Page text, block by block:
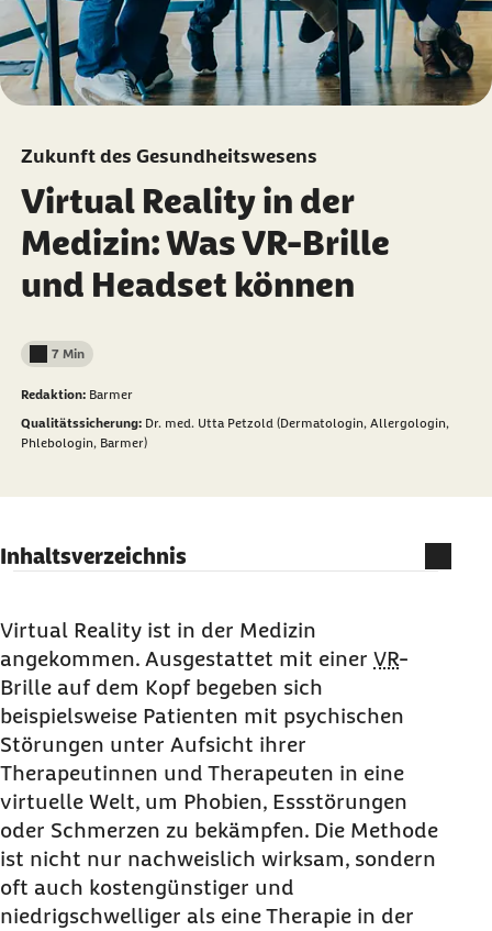
Zukunft des Gesundheitswesens
Virtual Reality in der
Medizin: Was VR-Brille
und Headset können
Lesedauer weniger als
7 Min
Redaktion: Barmer
Qualitätssicherung: Dr. med. Utta Petzold (Dermatologin, Allergologin,
Phlebologin, Barmer)
Inhaltsverzeichnis
2.Virtual Reality gegen Angststörungen
3.Virtual Realitygegen die Nervosität
4.Virtual Realitygegen Traumata
5.
Virtual Reality
gegen Essstörungen
6.Virtual Realitybei derReha
7.Virtual Realityfür Ärtzinnen und Ärzte
Virtual Reality ist in der Medizin
angekommen. Ausgestattet mit einer VR-
Brille auf dem Kopf begeben sich
beispielsweise Patienten mit psychischen
Störungen unter Aufsicht ihrer
Therapeutinnen und Therapeuten in eine
virtuelle Welt, um Phobien, Essstörungen
oder Schmerzen zu bekämpfen. Die Methode
ist nicht nur nachweislich wirksam, sondern
oft auch kostengünstiger und
niedrigschwelliger als eine Therapie in der